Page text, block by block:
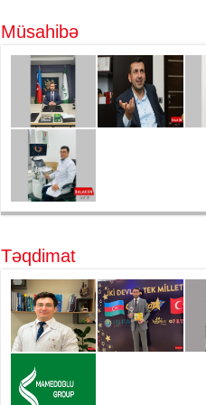
Müsahibə
Təqdimat